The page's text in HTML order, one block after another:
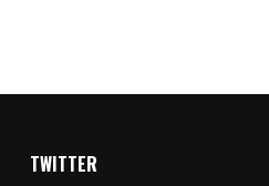
TWITTER